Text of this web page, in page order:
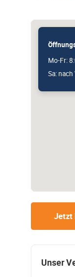
Mo-Fr:
Sa:
Jetzt
Unser